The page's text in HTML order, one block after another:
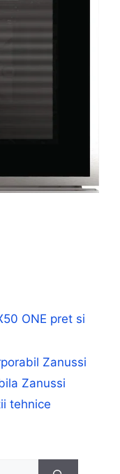
ONE pret si
Zanussi
Zanussi
tehnice